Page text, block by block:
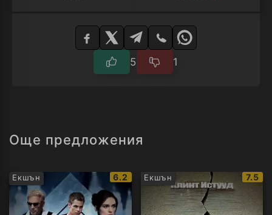
Изберете
5 1
Още предложения
Екшън
IMDb
рейтинг:
6.2 Екшън
IMDb
7.5